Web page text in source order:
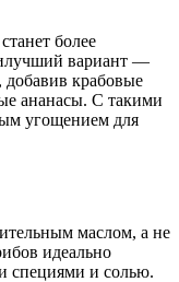
более
вариант —
крабовые
ананасы. С такими
угощением для
маслом, а не
идеально
специями и солью.